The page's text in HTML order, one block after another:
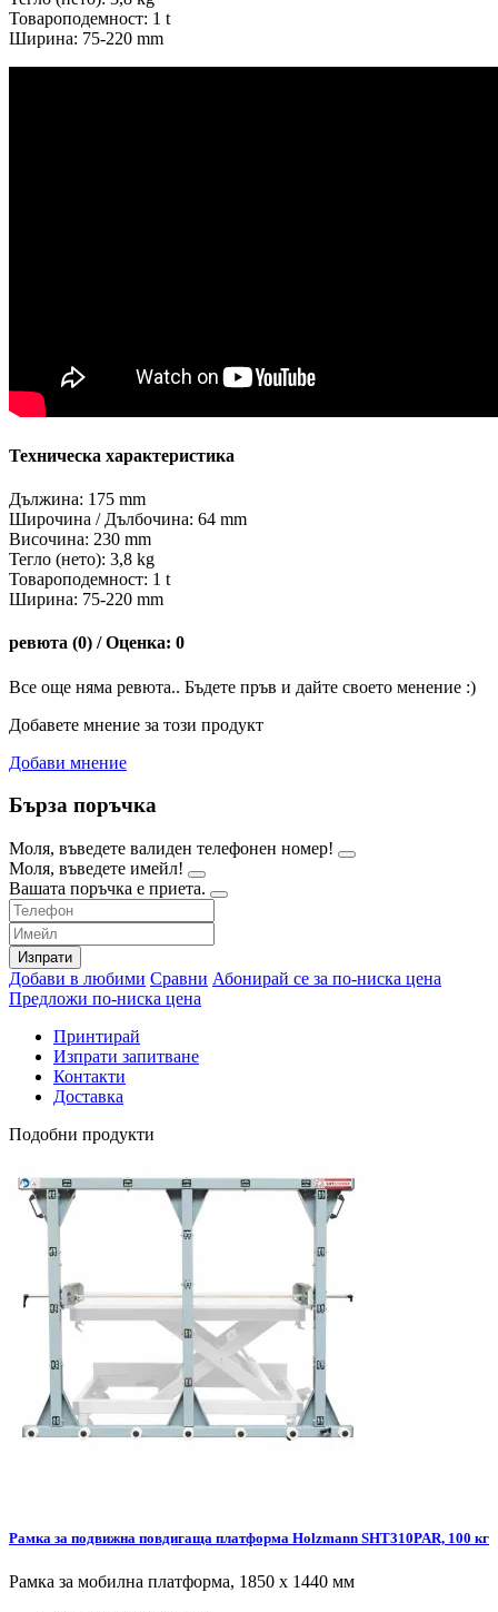
Товароподемност: 1 t
Ширина: 75-220 mm
Техническа характеристика
Дължина: 175 mm
Широчина / Дълбочина: 64 mm
Височина: 230 mm
Тегло (нето): 3,8 kg
Товароподемност: 1 t
Ширина: 75-220 mm
ревюта (0) / Оценка: 0
Все още няма ревюта.. Бъдете пръв и дайте своето менение :)
Добавете мнение за този продукт
Добави мнение
Бърза поръчка
Моля, въведете валиден телефонен номер!
Моля, въведете имейл!
Вашата поръчка е приета.
Изпрати
Добави в любими Сравни Абонирай се за по-ниска цена
Предложи по-ниска цена
Принтирай
Изпрати запитване
Контакти
Доставка
Подобни продукти
Рамка за подвижна повдигаща платформа Holzmann SHT310PAR, 100 кг
Рамка за мобилна платформа, 1850 х 1440 мм